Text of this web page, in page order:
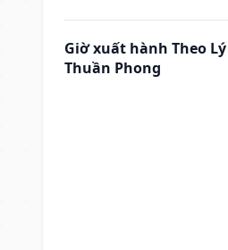
Giờ xuất hành Theo Lý
Thuần Phong